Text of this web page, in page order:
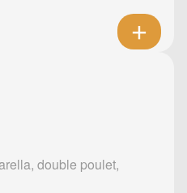
double poulet,